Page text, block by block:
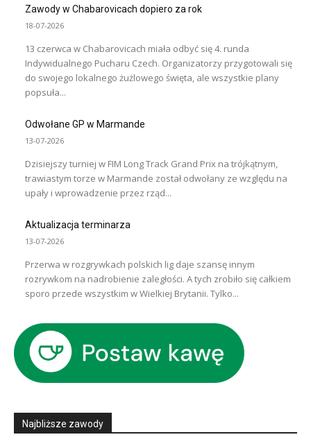
Zawody w Chabarovicach dopiero za rok
18-07-2026
13 czerwca w Chabarovicach miała odbyć się 4. runda
Indywidualnego Pucharu Czech. Organizatorzy przygotowali się
do swojego lokalnego żużlowego święta, ale wszystkie plany
popsuła...
Odwołane GP w Marmande
13-07-2026
Dzisiejszy turniej w FIM Long Track Grand Prix na trójkątnym,
trawiastym torze w Marmande został odwołany ze względu na
upały i wprowadzenie przez rząd...
Aktualizacja terminarza
13-07-2026
Przerwa w rozgrywkach polskich lig daje szansę innym
rozrywkom na nadrobienie zaległości. A tych zrobiło się całkiem
sporo przede wszystkim w Wielkiej Brytanii. Tylko...
Najbliższe zawody